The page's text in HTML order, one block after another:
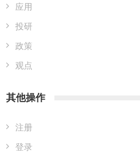
应用
投研
政策
观点
其他操作
注册
登录